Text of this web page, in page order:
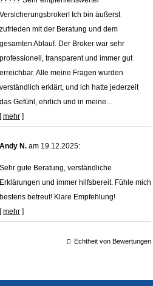
Versicherungsbroker! Ich bin äußerst
zufrieden mit der Beratung und dem
gesamten Ablauf. Der Broker war sehr
professionell, transparent und immer gut
erreichbar. Alle meine Fragen wurden
verständlich erklärt, und ich hatte jederzeit
das Gefühl, ehrlich und in meine...
[mehr ]
Andy N. am 19.12.2025:
Sehr gute Beratung, verständliche
Erklärungen und immer hilfsbereit. Fühle mich
bestens betreut! Klare Empfehlung!
[mehr ]
Echtheit von Bewertungen